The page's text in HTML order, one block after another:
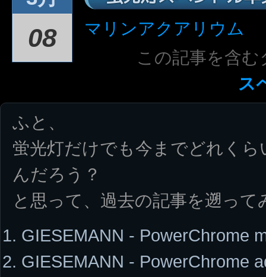
08
マリンアクアリウム
この記事を含
ス
ふと、
蛍光灯だけでも今までどれく
んだろう？
と思って、過去の記事を遡って
GIESEMANN - PowerChrome
GIESEMANN - PowerChrome